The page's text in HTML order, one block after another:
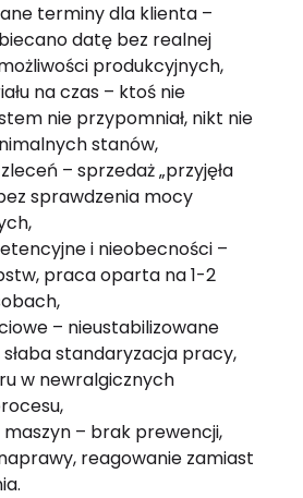
terminy dla klienta –
datę bez realnej
produkcyjnych,
na czas – ktoś nie
nie przypomniał, nikt nie
stanów,
– sprzedaż „przyjęła
sprawdzenia mocy
i nieobecności –
praca oparta na 1-2
– nieustabilizowane
standaryzacja pracy,
w newralgicznych
– brak prewencji,
reagowanie zamiast